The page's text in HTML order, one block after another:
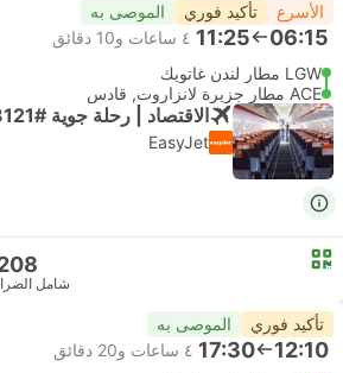
الأسرع تأكيد فوري الموصى به
06:15
11:25 ٤ ساعات و‫10 دقائق
LGW مطار لندن غاتويك
ACE مطار جزيرة لانزاروت, قادس
الاقتصاد | رحلة جوية #U28121
EasyJet
شامل
تأكيد فوري الموصى به
12:10
17:30 ٤ ساعات و‫20 دقائق